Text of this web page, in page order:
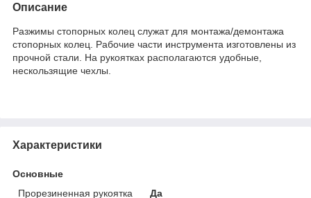
Описание
Разжимы стопорных колец служат для монтажа/демонтажа
стопорных колец. Рабочие части инструмента изготовлены из
прочной стали. На рукоятках располагаются удобные,
нескользящие чехлы.
Характеристики
Основные
Прорезиненная рукоятка
Да